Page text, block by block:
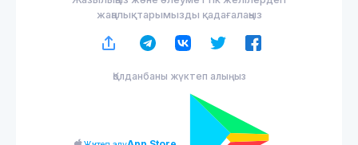
жаңалықтарымызды қадағалаңыз
Қолданбаны жүктеп алыңыз